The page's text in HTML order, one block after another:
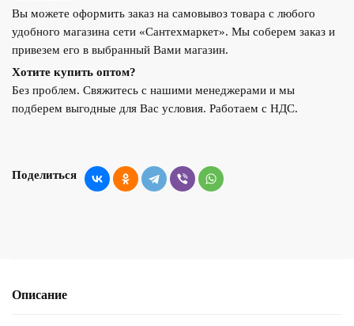
Вы можете оформить заказ на самовывоз товара с любого
удобного магазина сети «Сантехмаркет». Мы соберем заказ и
привезем его в выбранный Вами магазин.
Хотите купить оптом?
Без проблем. Свяжитесь с нашими менеджерами и мы
подберем выгодные для Вас условия. Работаем с НДС.
Поделиться
Описание